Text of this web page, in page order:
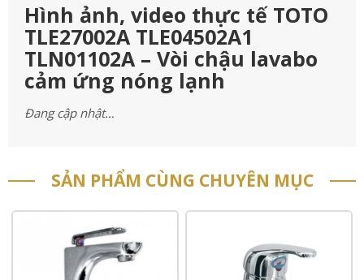
Hình ảnh, video thực tế TOTO
TLE27002A TLE04502A1
TLN01102A – Vòi chậu lavabo
cảm ứng nóng lạnh
Đang cập nhật…
SẢN PHẨM CÙNG CHUYÊN MỤC